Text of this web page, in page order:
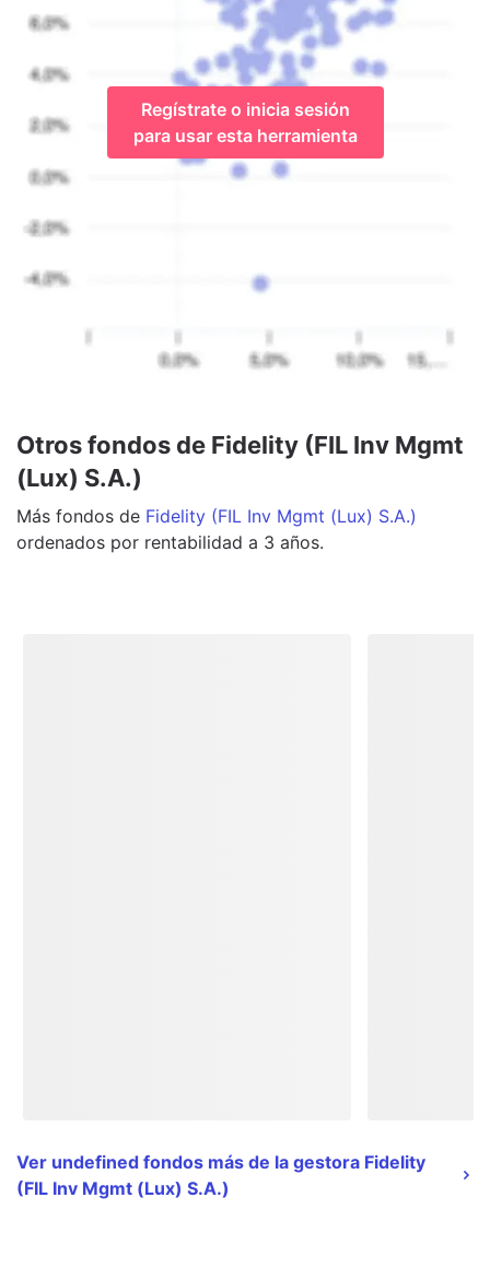
Regístrate o inicia sesión
para usar esta herramienta
Otros fondos de Fidelity (FIL Inv Mgmt
(Lux) S.A.)
Más fondos de Fidelity (FIL Inv Mgmt (Lux) S.A.)
ordenados por rentabilidad a 3 años.
Ver undefined fondos más de la gestora Fidelity
(FIL Inv Mgmt (Lux) S.A.)